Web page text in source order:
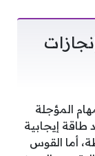
المؤجلة
طاقة إيجابية
أما القوس